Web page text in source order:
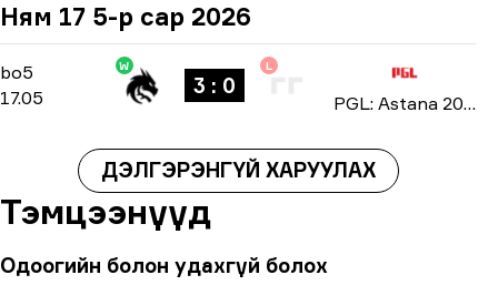
Ням 17 5-р сар 2026
bo5 -bo5
17.05
W
3 : 0
L
PGL: Astana 2026
ДЭЛГЭРЭНГҮЙ ХАРУУЛАХ
Тэмцээнүүд
Одоогийн болон удахгүй болох